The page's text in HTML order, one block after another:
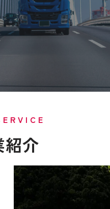
紹介